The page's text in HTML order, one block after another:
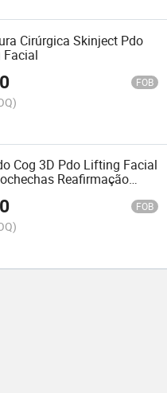
Cirúrgica Skinject Pdo
FOB
Cog 3D Pdo Lifting Facial
Reafirmação
o Rosto
FOB